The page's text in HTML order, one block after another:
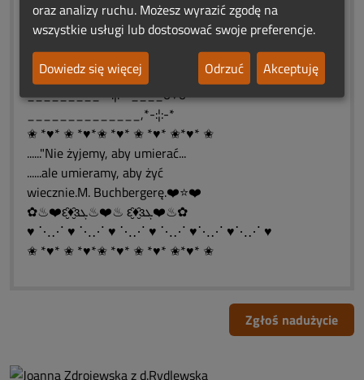
_*-:¦:-*____0♥00000000000000♥0
__*-:¦:-*____0♥000000000000♥0
____*-:¦:-*____0♥00000000♥0
______*-:¦:-*_____0♥000♥0
_________*-:¦:-*____0♥0
______________,*-:¦:-*
✬ *♥* ✬ *♥*✬ *♥* ✬ *♥* ✬*♥* ✬
......"Nie żyjemy, aby umierać...
......ale umieramy, aby żyć
wiecznie.M. Buchbergerę.❤️⭐❤️
✿♨❤️ԑ̮̑♦̮̑ɜܓ♨❤️♨ ԑ̮̑♦̮̑ɜܓ❤️♨✿
♥ ⋱⋰ ♥ ⋱⋰ ♥ ⋱⋰ ♥ ⋱⋰ ♥⋱⋰ ♥⋱⋰ ♥
✬ *♥* ✬ *♥*✬ *♥* ✬ *♥* ✬*♥* ✬
Zgłoś nadużycie
oraz analizy ruchu. Możesz wyrazić zgodę na
wszystkie usługi lub dostosować swoje preferencje.
Dowiedz się więcej
Odrzuć Akceptuję